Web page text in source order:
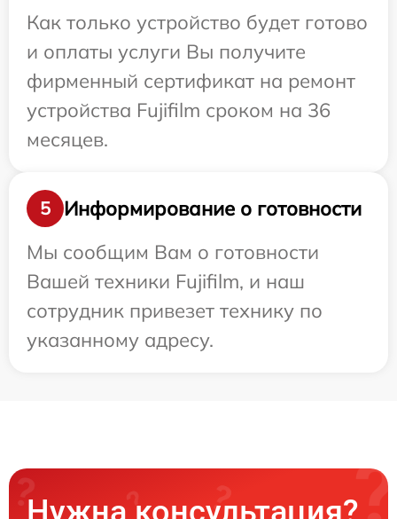
Как только устройство будет готово
и оплаты услуги Вы получите
фирменный сертификат на ремонт
устройства Fujifilm сроком на 36
месяцев.
5
Информирование о готовности
Мы сообщим Вам о готовности
Вашей техники Fujifilm, и наш
сотрудник привезет технику по
указанному адресу.